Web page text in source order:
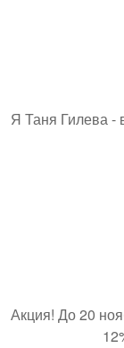
Я Таня Гилева -
Акция! До 20